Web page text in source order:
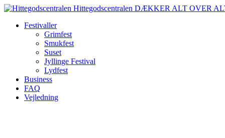
Spring
indhold
Hittegodscentralen DÆKKER ALT OVER
Festivaller
Grimfest
Smukfest
Suset
Jyllinge Festival
Lydfest
Business
FAQ
Vejledning